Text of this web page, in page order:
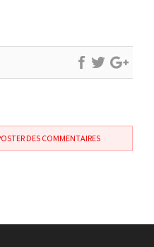
DES COMMENTAIRES